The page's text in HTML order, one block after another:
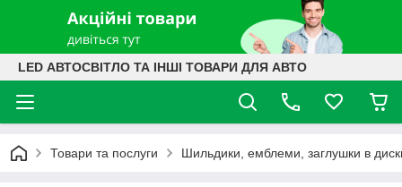
LED АВТОСВІТЛО ТА ІНШІ ТОВАРИ ДЛЯ АВТО
Товари та послуги Шильдики, емблеми, заглушки в